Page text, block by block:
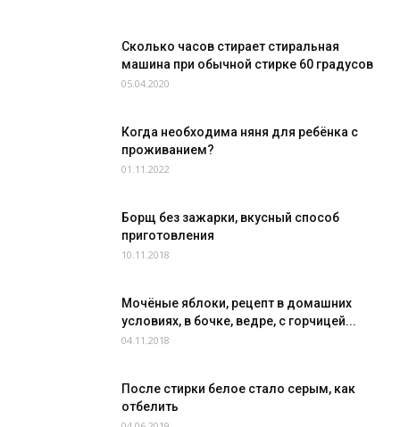
Сколько часов стирает стиральная
машина при обычной стирке 60 градусов
05.04.2020
Когда необходима няня для ребёнка с
проживанием?
01.11.2022
Борщ без зажарки, вкусный способ
приготовления
10.11.2018
Мочёные яблоки, рецепт в домашних
условиях, в бочке, ведре, с горчицей...
04.11.2018
После стирки белое стало серым, как
отбелить